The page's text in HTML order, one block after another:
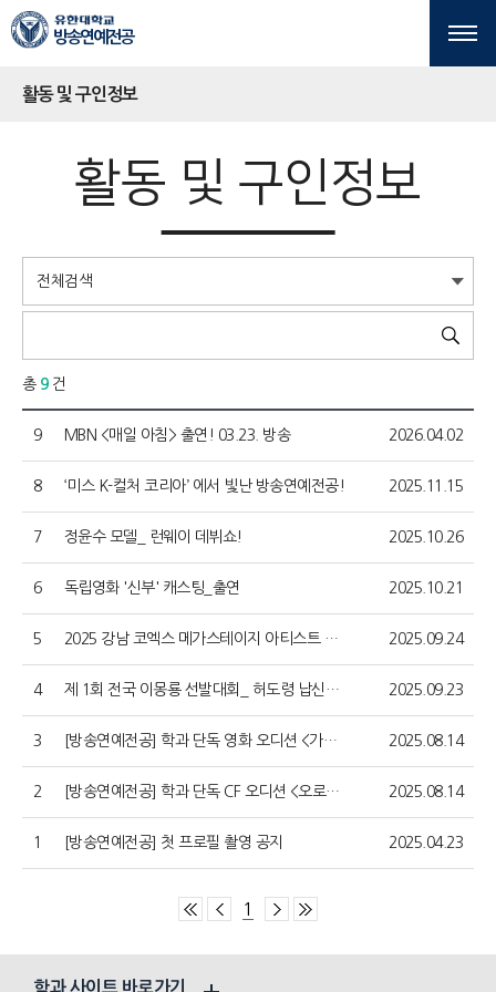
본문 바로가기 주메뉴 바로가기
방송연예전공
활동 및 구인정보
활동 및 구인정보
총 9건
9 MBN <매일 아침> 출연! 03.23. 방송 2026.04.02
8 ‘미스 K-컬처 코리아’ 에서 빛난 방송연예전공! 2025.11.15
7 정윤수 모델_ 런웨이 데뷔쇼! 2025.10.26
6 독립영화 '신부' 캐스팅_출연 2025.10.21
5 2025 강남 코엑스 메가스테이지 아티스트 선정 2025.09.24
4 제 1회 전국 이몽룡 선발대회_ 허도령 납신다! 2025.09.23
3 [방송연예전공] 학과 단독 영화 오디션 <가능한 사랑> 2025.08.14
2 [방송연예전공] 학과 단독 CF 오디션 <오로나민씨2> 2025.08.14
1 [방송연예전공] 첫 프로필 촬영 공지 2025.04.23
1
학과 사이트 바로가기